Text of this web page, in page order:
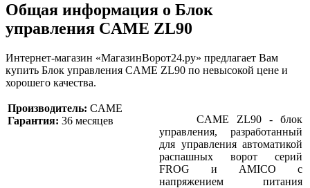
Общая информация о Блок
управления CAME ZL90
Интернет-магазин «МагазинВорот24.ру» предлагает Вам
купить Блок управления CAME ZL90 по невысокой цене и
хорошего качества.
Производитель: CAME
Гарантия: 36 месяцев
CAME ZL90 - блок
управления, разработанный
для управления автоматикой
распашных ворот серий
FROG и AMICO с
напряжением питания